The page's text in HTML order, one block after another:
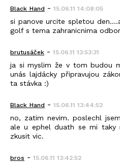
Black_Hand - 15.06.11 14:08:05
si panove urcite spletou
golf s tema zahranicnima
brutusáček - 15.06.11 13:53:31
ja si myslim že v tom budou
unás lajdácky připravujou
ta stávka :)
Black_Hand - 15.06.11 13:44:52
no, zatim nevim. poslechl
ale u ephel duath se mi taky
zkusit vic.
bros - 15.06.11 13:42:52